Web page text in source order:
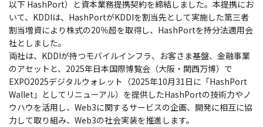
以下 HashPort）と資本業務提携契約を締結しました。本提携にお
いて、KDDIは、HashPortがKDDIを割当先として実施した第三者
割当増資により株式の20％超を取得し、HashPortを持分法適用会
社としました。
両社は、KDDIが持つモバイルインフラ、お客さま基盤、金融事業
のアセットと、2025年日本国際博覧会（大阪・関西万博）で
EXPO2025デジタルウォレット（2025年10月31日に「HashPort
Wallet」としてリニューアル）を提供したHashPortの技術力やノ
ウハウを活用し、Web3に関するサービスの企画、開発に相互に協
力して取り組み、Web3の社会実装を推進します。